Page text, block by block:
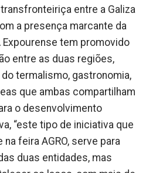
entre a Galiza
a presença marcante da
Expourense tem promovido
entre as duas regiões,
termalismo, gastronomia,
que ambas compartilham
o desenvolvimento
“este tipo de iniciativa que
feira AGRO, serve para
duas entidades, mas